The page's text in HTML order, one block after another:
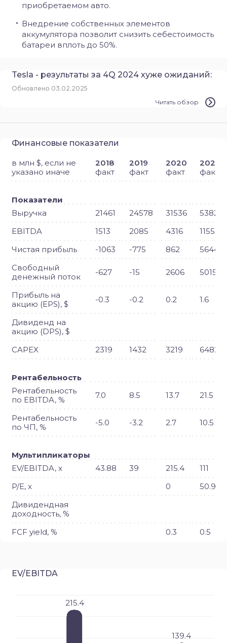
приобретаемом авто.
Внедрение собственных элементов
аккумулятора позволит снизить себестоимость
батареи вплоть до 50%.
Tesla - результаты за 4Q 2024 хуже ожиданий:
Обновлено 03.02.2025
Читать обзор
Финансовые показатели
в млн $, если не
указано иначе
2018
факт
2019
факт
2020
факт
2021
факт
Показатели
Выручка
21461 24578 31536
53823
EBITDA
1513 2085 4316
11555
Чистая прибыль
-1063 -775 862
5644
Свободный
денежный поток
-627 -15 2606 5015
Прибыль на
акцию (EPS), $
-0.3 -0.2 0.2 1.6
Дивиденд на
акцию (DPS), $
CAPEX
2319 1432 3219 6482
Рентабельность
Рентабельность
по EBITDA, %
7.0 8.5 13.7 21.5
Рентабельность
по ЧП, %
-5.0 -3.2 2.7 10.5
Мультипликаторы
EV/EBITDA, x
43.88 39 215.4
111
P/E, x
0
50.9
Дивидендная
доходность, %
FCF yield, %
0.3 0.5
EV/EBITDA